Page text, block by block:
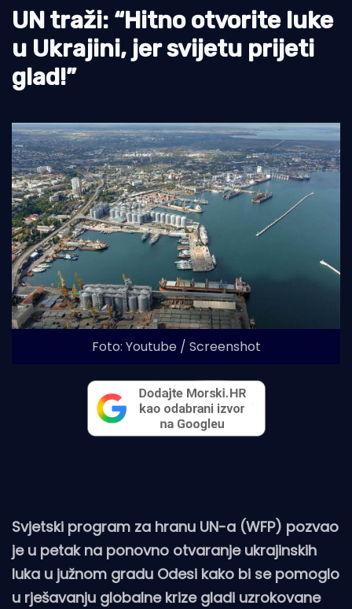
Ekologija
Tradicija i kultura
UN traži: “Hitno otvorite luke
u Ukrajini, jer svijetu prijeti
glad!”
Foto: Youtube / Screenshot
Svjetski program za hranu UN-a (WFP) pozvao
je u petak na ponovno otvaranje ukrajinskih
luka u južnom gradu Odesi kako bi se pomoglo
u rješavanju globalne krize gladi uzrokovane